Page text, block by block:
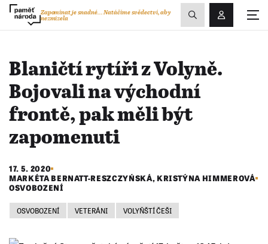
Přihlášení/
Zapomínat je snadné...Natáčíme svědectví, aby
nezmizela
Zobrazit
vyhledávání
Blaničtí rytíři z Volyně.
Bojovali na východní
frontě, pak měli být
zapomenuti
17. 5. 2020
MARKÉTA BERNATT-RESZCZYŃSKÁ, KRISTÝNA HIMMEROVÁ
OSVOBOZENÍ
OSVOBOZENÍ VETERÁNI VOLYŇŠTÍ ČEŠI